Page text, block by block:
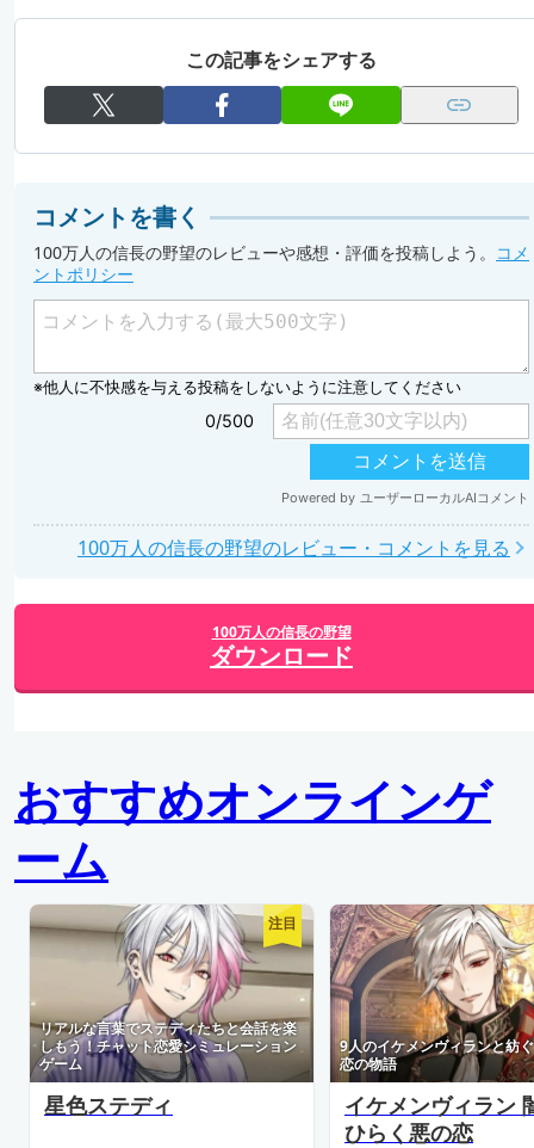
この記事をシェアする
コメントを書く
100万人の信長の野望のレビューや感想・評価を投稿しよう。 コメ
ントポリシー
100万人の信長の野望のレビュー・コメントを見る
100万人の信長の野望
ダウンロード
おすすめオンラインゲ
ーム
星色ステディ
リアルな言葉でステディたちと会話を楽
しもう！チャット恋愛シミュレーション
ゲーム
注目
イケメンヴィラン
ひらく悪の恋
9人のイケメンヴィランと紡
恋の物語